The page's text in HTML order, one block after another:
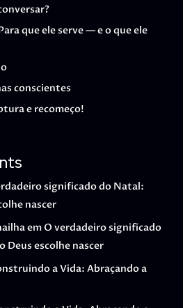
que ele serve — e o que ele
conscientes
e recomeço!
significado do Natal:
nascer
em O verdadeiro significado
Deus escolhe nascer
a Vida: Abraçando a